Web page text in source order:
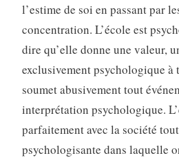
l’estime de soi en passant par
concentration. L’école est
dire qu’elle donne une valeur,
exclusivement psychologique à
soumet abusivement tout
interprétation psychologique.
parfaitement avec la société
psychologisante dans laquelle